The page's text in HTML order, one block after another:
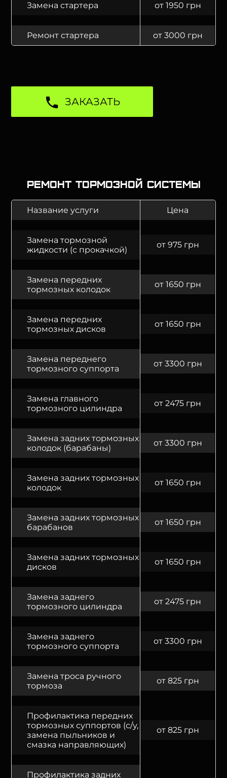
Замена стартера от 1950 грн
Ремонт стартера от 3000 грн
ЗАКАЗАТЬ
Ремонт тормозной системы
Название услуги Цена
Замена тормозной
жидкости (с прокачкой)
от 975 грн
Замена передних
тормозных колодок
от 1650 грн
Замена передних
тормозных дисков
от 1650 грн
Замена переднего
тормозного суппорта
от 3300 грн
Замена главного
тормозного цилиндра
от 2475 грн
Замена задних тормозных
колодок (барабаны)
от 3300 грн
Замена задних тормозных
колодок
от 1650 грн
Замена задних тормозных
барабанов
от 1650 грн
Замена задних тормозных
дисков
от 1650 грн
Замена заднего
тормозного цилиндра
от 2475 грн
Замена заднего
тормозного суппорта
от 3300 грн
Замена троса ручного
тормоза
от 825 грн
Профилактика передних
тормозных суппортов (с/у,
замена пыльников и
смазка направляющих)
от 825 грн
Профилактика задних